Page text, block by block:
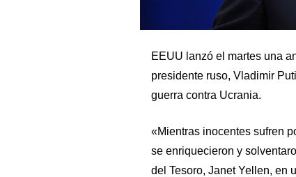
EEUU lanzó el martes una
presidente ruso, Vladimir
guerra contra Ucrania.
«Mientras inocentes sufren
se enriquecieron y
del Tesoro, Janet Yellen, en